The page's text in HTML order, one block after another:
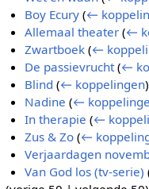
Boy Ecury (←
Allemaal theater (←
Zwartboek (←
De passievrucht (←
Blind (← koppelingen)
Nadine (←
In therapie (←
Zus & Zo (←
Verjaardagen
Van God los (tv-serie)